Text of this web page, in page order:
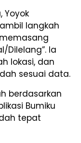
Yoyok
langkah
Dilelang”. Ia
lokasi, dan
sesuai data.
berdasarkan
Bumiku
tepat